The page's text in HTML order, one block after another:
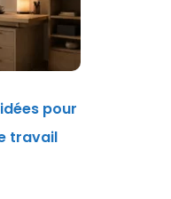
pour
travail